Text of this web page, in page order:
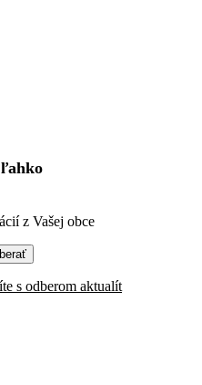
ľahko
z Vašej obce
s odberom aktualít